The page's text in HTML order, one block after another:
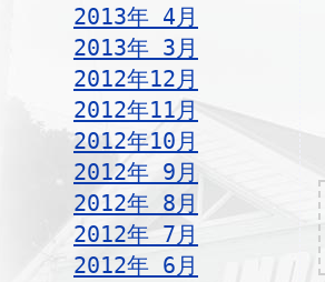
2013年 4月
2013年 3月
2012年12月
2012年11月
2012年10月
2012年 9月
2012年 8月
2012年 7月
2012年 6月